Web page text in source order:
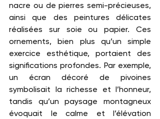
nacre ou de pierres semi-précieuses,
ainsi que des peintures délicates
réalisées sur soie ou papier. Ces
ornements, bien plus qu’un simple
exercice esthétique, portaient des
significations profondes. Par exemple,
un écran décoré de pivoines
symbolisait la richesse et l’honneur,
tandis qu’un paysage montagneux
évoquait le calme et l’élévation